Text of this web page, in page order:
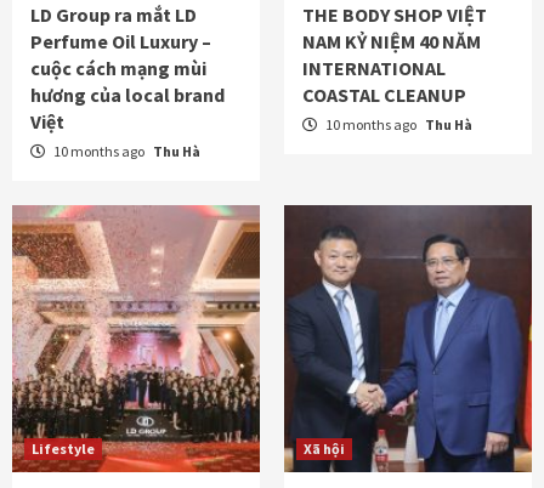
LD Group ra mắt LD
Perfume Oil Luxury –
cuộc cách mạng mùi
hương của local brand
Việt
10 months ago Thu Hà
THE BODY SHOP VIỆT
NAM KỶ NIỆM 40 NĂM
INTERNATIONAL
COASTAL CLEANUP
10 months ago Thu Hà
Lifestyle Xã hội